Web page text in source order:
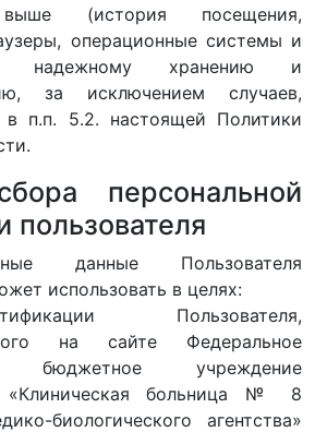
выше (история посещения,
операционные системы и
надежному хранению и
за исключением случаев,
в п.п. 5.2. настоящей Политики
персональной
пользователя
данные Пользователя
использовать в целях:
Пользователя,
на сайте Федеральное
бюджетное учреждение
«Клиническая больница № 8
биологического агентства»